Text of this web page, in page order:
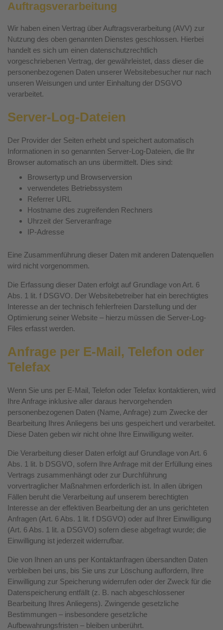
Auftragsverarbeitung
Wir haben einen Vertrag über Auftragsverarbeitung (AVV) zur
Nutzung des oben genannten Dienstes geschlossen. Hierbei
handelt es sich um einen datenschutzrechtlich
vorgeschriebenen Vertrag, der gewährleistet, dass dieser die
personenbezogenen Daten unserer Websitebesucher nur nach
unseren Weisungen und unter Einhaltung der DSGVO
verarbeitet.
Server-Log-Dateien
Der Provider der Seiten erhebt und speichert automatisch
Informationen in so genannten Server-Log-Dateien, die Ihr
Browser automatisch an uns übermittelt. Dies sind:
Browsertyp und Browserversion
verwendetes Betriebssystem
Referrer URL
Hostname des zugreifenden Rechners
Uhrzeit der Serveranfrage
IP-Adresse
Eine Zusammenführung dieser Daten mit anderen Datenquellen
wird nicht vorgenommen.
Die Erfassung dieser Daten erfolgt auf Grundlage von Art. 6
Abs. 1 lit. f DSGVO. Der Websitebetreiber hat ein berechtigtes
Interesse an der technisch fehlerfreien Darstellung und der
Optimierung seiner Website – hierzu müssen die Server-Log-
Files erfasst werden.
Anfrage per E-Mail, Telefon oder
Telefax
Wenn Sie uns per E-Mail, Telefon oder Telefax kontaktieren, wird
Ihre Anfrage inklusive aller daraus hervorgehenden
personenbezogenen Daten (Name, Anfrage) zum Zwecke der
Bearbeitung Ihres Anliegens bei uns gespeichert und verarbeitet.
Diese Daten geben wir nicht ohne Ihre Einwilligung weiter.
Die Verarbeitung dieser Daten erfolgt auf Grundlage von Art. 6
Abs. 1 lit. b DSGVO, sofern Ihre Anfrage mit der Erfüllung eines
Vertrags zusammenhängt oder zur Durchführung
vorvertraglicher Maßnahmen erforderlich ist. In allen übrigen
Fällen beruht die Verarbeitung auf unserem berechtigten
Interesse an der effektiven Bearbeitung der an uns gerichteten
Anfragen (Art. 6 Abs. 1 lit. f DSGVO) oder auf Ihrer Einwilligung
(Art. 6 Abs. 1 lit. a DSGVO) sofern diese abgefragt wurde; die
Einwilligung ist jederzeit widerrufbar.
Die von Ihnen an uns per Kontaktanfragen übersandten Daten
verbleiben bei uns, bis Sie uns zur Löschung auffordern, Ihre
Einwilligung zur Speicherung widerrufen oder der Zweck für die
Datenspeicherung entfällt (z. B. nach abgeschlossener
Bearbeitung Ihres Anliegens). Zwingende gesetzliche
Bestimmungen – insbesondere gesetzliche
Aufbewahrungsfristen – bleiben unberührt.